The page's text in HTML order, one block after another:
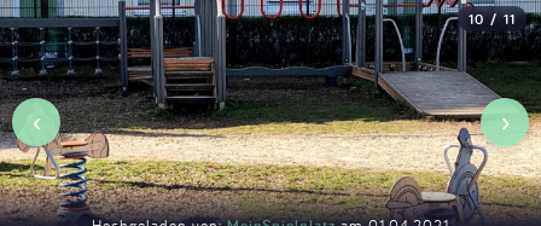
Blog
Partner
Kontakt
10 / 11
‹ ›